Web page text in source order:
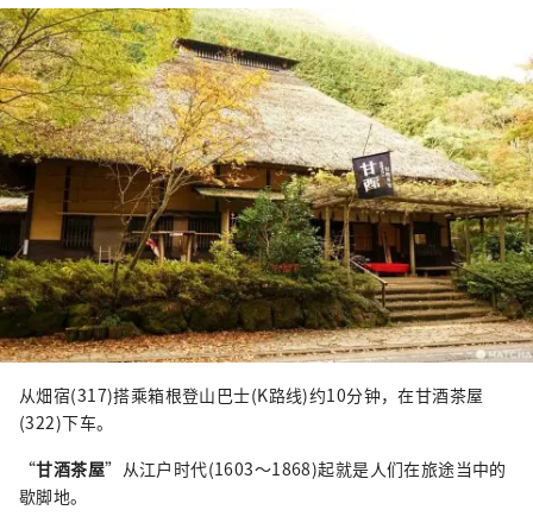
从畑宿(317)搭乘箱根登山巴士(K路线)约10分钟，在甘酒茶屋
(322)下车。
“甘酒茶屋”从江户时代(1603～1868)起就是人们在旅途当中的
歇脚地。